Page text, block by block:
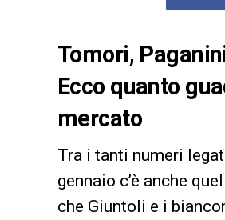
Tomori,
Ecco quanto
mercato
Tra i tanti numeri
gennaio c’è anche
che Giuntoli e i